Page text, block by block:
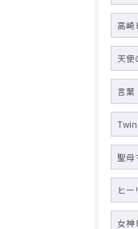
高崎
天使
言葉
聖母
ヒー
女神